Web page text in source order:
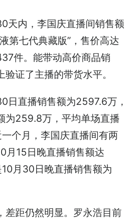
天内，李国庆直播间销售额
第七代典藏版”，售价高达
件。能带动高价商品销
证了主播的带货水平。
日直播销售额为2597.6万，
为259.8万，平均单场直播
个月，李国庆直播间有两
月15日晚直播销售额达
月30日晚直播销售额为
差距仍然明显。罗永浩目前